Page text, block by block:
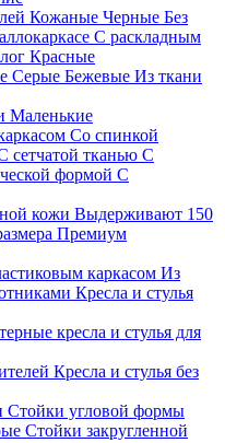
Кожаные Черные Без
С раскладным
Красные
Серые Бежевые Из ткани
Маленькие
Со спинкой
сетчатой тканью С
формой С
кожи Выдерживают 150
Премиум
каркасом Из
Кресла и стулья
кресла и стулья для
Кресла и стулья без
Стойки угловой формы
Стойки закругленной